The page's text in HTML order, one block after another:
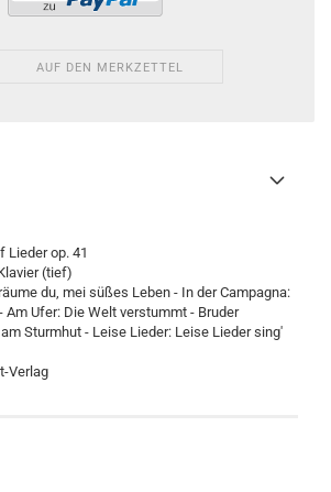
AUF DEN MERKZETTEL
Lieder op. 41
(tief)
du, mei süßes Leben - In der Campagna:
Am Ufer: Die Welt verstummt - Bruder
Sturmhut - Leise Lieder: Leise Lieder sing'
Verlag